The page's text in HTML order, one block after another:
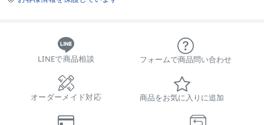
LINEで商品相談 フォームで商品問い合わせ
オーダーメイド対応 商品をお気に入りに追加